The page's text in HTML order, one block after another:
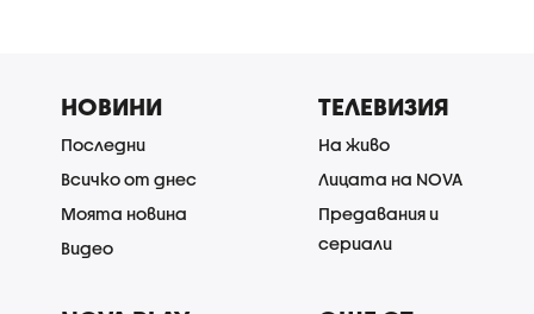
НОВИНИ
Последни
Всичко от днес
Моята новина
Видео
ТЕЛЕВИЗИЯ
На живо
Лицата на NOVA
Предавания и
сериали